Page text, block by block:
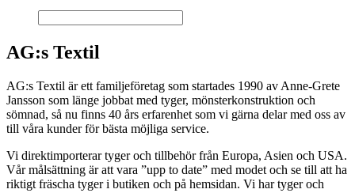
AG:s Textil
AG:s Textil är ett familjeföretag som startades 1990 av Anne-Grete
Jansson som länge jobbat med tyger, mönsterkonstruktion och
sömnad, så nu finns 40 års erfarenhet som vi gärna delar med oss av
till våra kunder för bästa möjliga service.
Vi direktimporterar tyger och tillbehör från Europa, Asien och USA.
Vår målsättning är att vara ”upp to date” med modet och se till att ha
riktigt fräscha tyger i butiken och på hemsidan. Vi har tyger och